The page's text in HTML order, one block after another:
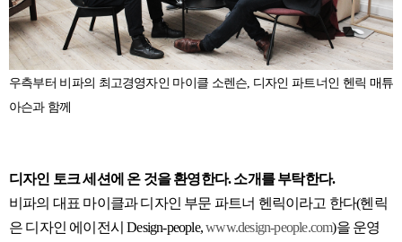
우측부터 비파의 최고경영자인 마이클 소렌슨, 디자인 파트너인 헨릭 매튜
아슨과 함께
디자인 토크 세션에 온 것을 환영한다. 소개를 부탁한다.
비파의 대표 마이클과 디자인 부문 파트너 헨릭이라고 한다(헨릭
은 디자인 에이전시 Design-people,www.design-people.com)을 운영